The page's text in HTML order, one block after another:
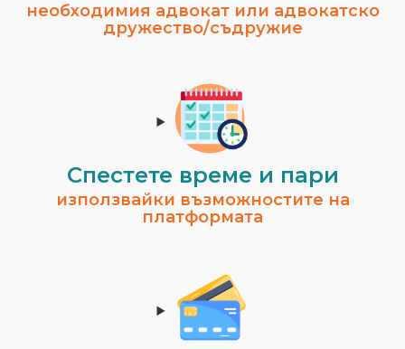
необходимия адвокат или адвокатско
дружество/съдружие
Спестeте време и пари
използвайки възможностите на
платформата